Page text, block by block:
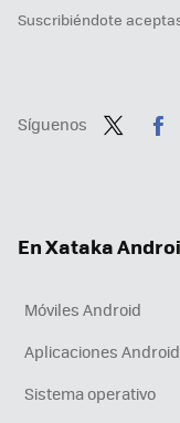
Suscribiéndote
Síguenos
En Xataka
Móviles Android
Aplicaciones Android
Sistema operativo